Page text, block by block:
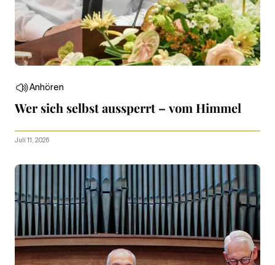
Anhören
Wer sich selbst aussperrt – vom Himmel
Juli 11, 2026